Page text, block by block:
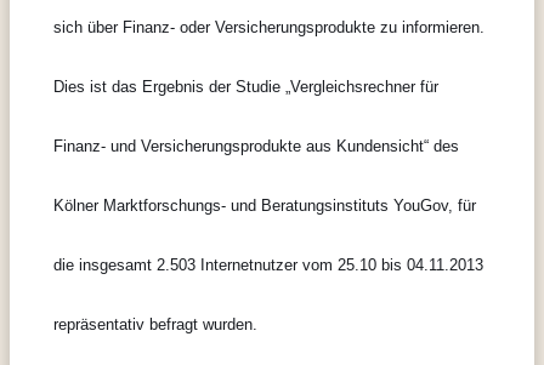
sich über Finanz- oder Versicherungsprodukte zu informieren.
Dies ist das Ergebnis der Studie „Vergleichsrechner für
Finanz- und Versicherungsprodukte aus Kundensicht“ des
Kölner Marktforschungs- und Beratungsinstituts YouGov, für
die insgesamt 2.503 Internetnutzer vom 25.10 bis 04.11.2013
repräsentativ befragt wurden.